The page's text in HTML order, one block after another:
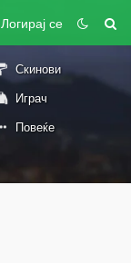
Логирај се
Скинови
Играч
Повеќе